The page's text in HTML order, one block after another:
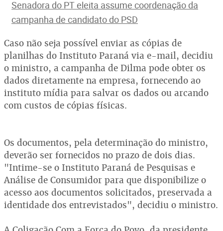
Senadora do PT eleita assume coordenação da
campanha de candidato do PSD
Caso não seja possível enviar as cópias de
planilhas do Instituto Paraná via e-mail, decidiu
o ministro, a campanha de Dilma pode obter os
dados diretamente na empresa, fornecendo ao
instituto mídia para salvar os dados ou arcando
com custos de cópias físicas.
Os documentos, pela determinação do ministro,
deverão ser fornecidos no prazo de dois dias.
"Intime-se o Instituto Paraná de Pesquisas e
Análise de Consumidor para que disponibilize o
acesso aos documentos solicitados, preservada a
identidade dos entrevistados", decidiu o ministro.